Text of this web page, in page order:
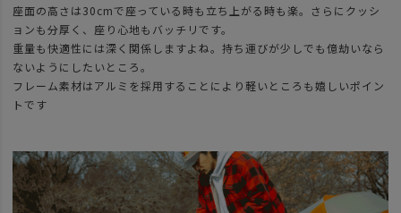
座面の高さは30cmで座っている時も立ち上がる時も楽。さらにクッシ
ョンも分厚く、座り心地もバッチリです。
重量も快適性には深く関係しますよね。持ち運びが少しでも億劫いなら
ないようにしたいところ。
フレーム素材はアルミを採用することにより軽いところも嬉しいポイン
トです